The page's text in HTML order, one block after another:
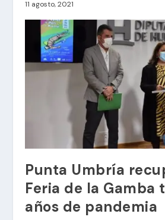
11 agosto, 2021
Punta Umbría
Feria de la Gamba
años de pandemia